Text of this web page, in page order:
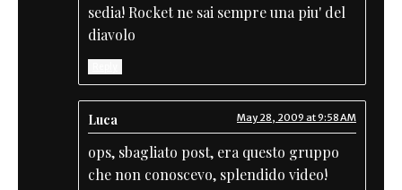
sedia! Rocket ne sai sempre una piu' del
diavolo
Luca May 28, 2009 at 9:58 AM
ops, sbagliato post, era questo gruppo
che non conoscevo, splendido video!